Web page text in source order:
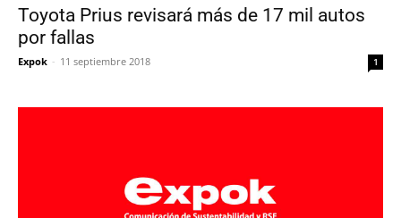
Toyota Prius revisará más de 17 mil autos
por fallas
Expok - 11 septiembre 2018 1